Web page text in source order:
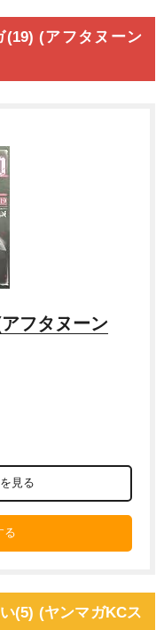
(アフタヌーン
フタヌーン
見る
る
(5) (ヤンマガKCス